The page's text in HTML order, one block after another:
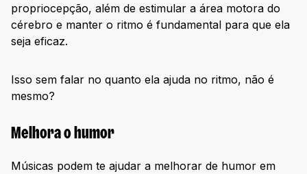
propriocepção, além de estimular a área motora do
cérebro e manter o ritmo é fundamental para que ela
seja eficaz.
Isso sem falar no quanto ela ajuda no ritmo, não é
mesmo?
Melhora o humor
Músicas podem te ajudar a melhorar de humor em